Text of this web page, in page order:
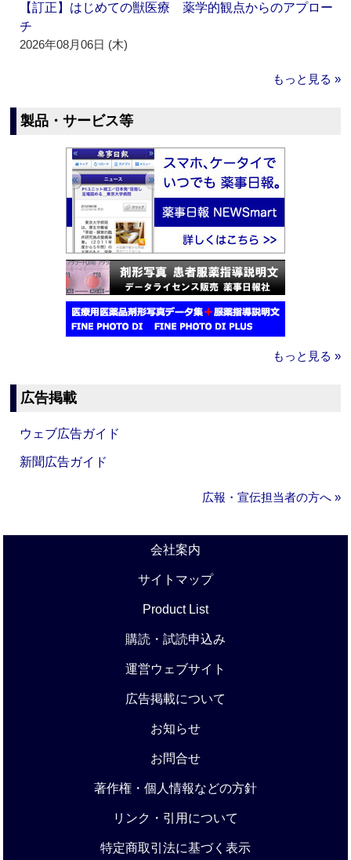
【訂正】はじめての獣医療 薬学的観点からのアプロー
チ
2026年08月06日 (木)
もっと見る »
製品・サービス等
もっと見る »
広告掲載
ウェブ広告ガイド
新聞広告ガイド
広報・宣伝担当者の方へ »
会社案内
サイトマップ
Product List
購読・試読申込み
運営ウェブサイト
広告掲載について
お知らせ
お問合せ
著作権・個人情報などの方針
リンク・引用について
特定商取引法に基づく表示